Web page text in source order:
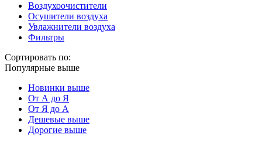
Воздухоочистители
Осушители воздуха
Увлажнители воздуха
Фильтры
Сортировать по:
Популярные выше
Новинки выше
От А до Я
От Я до А
Дешевые выше
Дорогие выше